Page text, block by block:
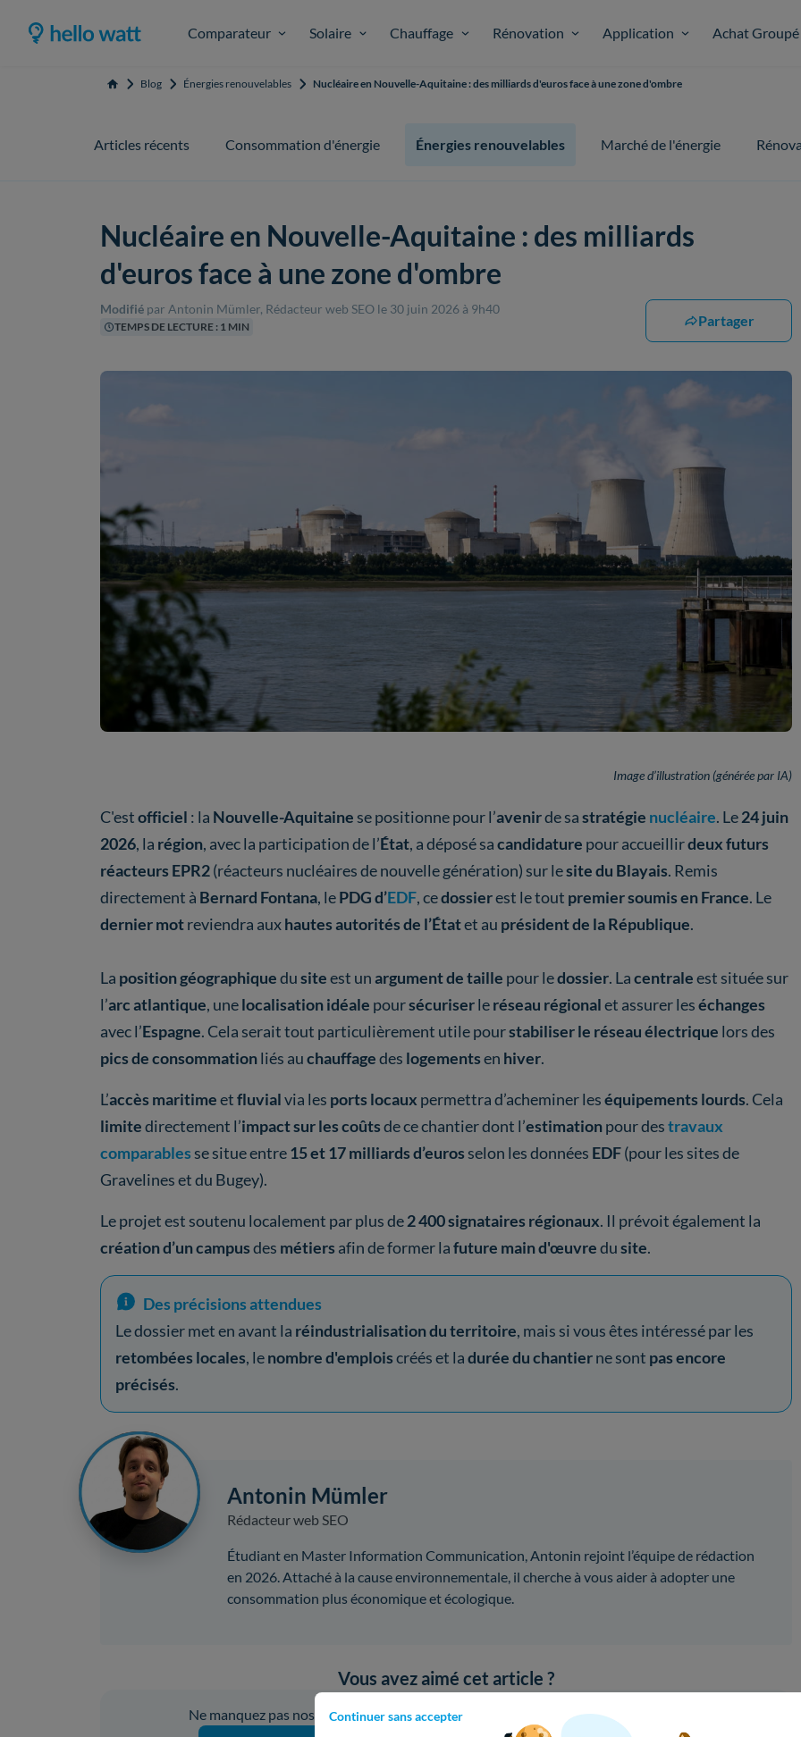
Comparateur Solaire Chauffage Rénovation Application Achat Groupé
Continuer sans accepter
Accueil Blog Énergies renouvelables Nucléaire en Nouvelle-Aquitaine : des milliards d'euros face à une zone d'ombre
Articles récents Consommation d'énergie Énergies renouvelables Marché de l'énergie
Nucléaire en Nouvelle-Aquitaine : des milliards
d'euros face à une zone d'ombre
Modifié par Antonin Mümler, Rédacteur web SEO le 30 juin 2026 à 9h40
TEMPS DE LECTURE : 1 MIN Partager
Image d’illustration (générée par IA)
C'estofficiel : la Nouvelle-Aquitaine se positionne pour l’avenirde sastratégie nucléaire. Le24 juin
2026, la région, avec la participation de l’État, a déposé sacandidature pour accueillirdeux futurs
réacteurs EPR2(réacteurs nucléaires de nouvelle génération) sur lesite du Blayais. Remis
directement à Bernard Fontana, lePDG d’EDF, cedossierest le tout premier soumis en France. Le
dernier motreviendra auxhautes autorités de l’Étatet au président de la République.
La position géographiquedusiteest unargument de taille pour ledossier. Lacentraleest située sur
l’arc atlantique, unelocalisation idéale poursécuriserleréseau régionalet assurer leséchanges
avec l’Espagne. Cela serait tout particulièrement utile pourstabiliser le réseau électrique lors des
pics de consommationliés auchauffagedes logementsen hiver.
L’accès maritimeetfluvialvia les ports locaux permettra d’acheminer leséquipements lourds. Cela
limitedirectement l’impact sur les coûtsde ce chantier dont l’estimationpour destravaux
comparables se situe entre15 et 17 milliards d’euros selon les données EDF(pour les sites de
Gravelines et du Bugey).
Le projet est soutenu localement par plus de2 400 signataires régionaux. Il prévoit également la
création d’un campusdes métiers afin de former lafuture main d'œuvredusite.
Des précisions attendues
Le dossier met en avant la réindustrialisation du territoire, mais si vous êtes intéressé par les
retombées locales, lenombre d'emploiscréés et ladurée du chantierne sont pas encore
précisés.
Antonin Mümler
Rédacteur web SEO
Étudiant en Master Information Communication, Antonin rejoint l’équipe de rédaction
en 2026. Attaché à la cause environnementale, il cherche à vous aider à adopter une
consommation plus économique et écologique.
Vous avez aimé cet article ?
Ne manquez pas nos prochaines publications !
Partagez cet article sur vos réseaux :